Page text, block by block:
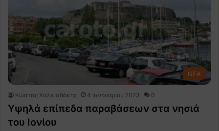
NEA
Κώστας Χαλκιαδάκης 4 Ιανουαρίου 2023 0
Υψηλά επίπεδα παραβάσεων στα νησιά
του Ιονίου